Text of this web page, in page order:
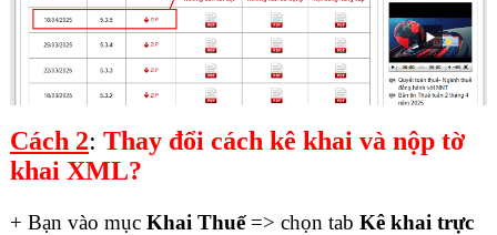
Cách 2: Thay đổi cách kê khai và nộp tờ
khai XML?
+ Bạn vào mục Khai Thuế=> chọn tab Kê khai trực